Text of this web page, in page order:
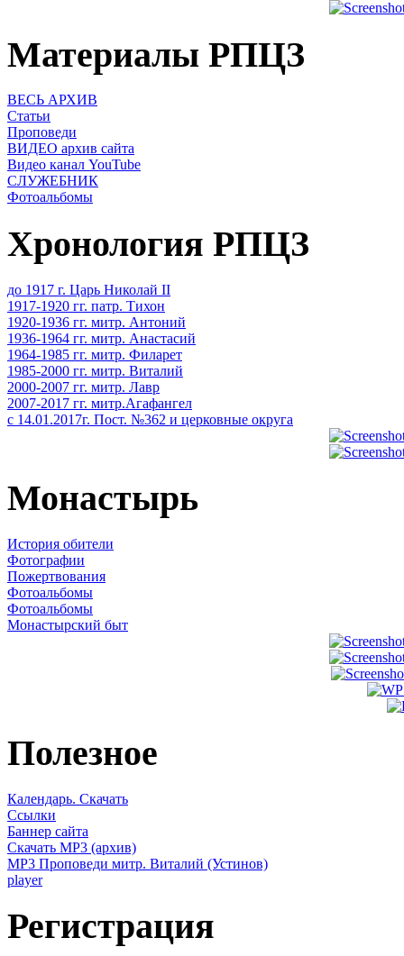
Материалы РПЦЗ
ВЕСЬ АРХИВ
Статьи
Проповеди
ВИДЕО архив сайта
Видео канал YouTube
СЛУЖЕБНИК
Фотоальбомы
Хронология РПЦЗ
до 1917 г. Царь Николай II
1917-1920 гг. патр. Тихон
1920-1936 гг. митр. Антоний
1936-1964 гг. митр. Анастасий
1964-1985 гг. митр. Филарет
1985-2000 гг. митр. Виталий
2000-2007 гг. митр. Лавр
2007-2017 гг. митр.Агафангел
с 14.01.2017г. Пост. №362 и церковные округа
Монастырь
История обители
Фотографии
Пожертвования
Фотоальбомы
Фотоальбомы
Монастырский быт
Полезное
Календарь. Скачать
Ссылки
Баннер сайта
Скачать MP3 (архив)
MP3 Проповеди митр. Виталий (Устинов)
player
Регистрация